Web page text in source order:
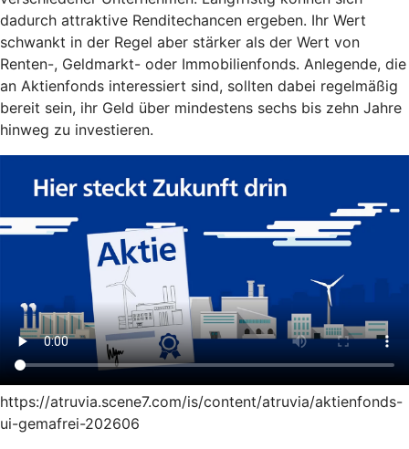
dadurch attraktive Renditechancen ergeben. Ihr Wert
schwankt in der Regel aber stärker als der Wert von
Renten-, Geldmarkt- oder Immobilienfonds. Anlegende, die
an Aktienfonds interessiert sind, sollten dabei regelmäßig
bereit sein, ihr Geld über mindestens sechs bis zehn Jahre
hinweg zu investieren.
https://atruvia.scene7.com/is/content/atruvia/aktienfonds-
ui-gemafrei-202606